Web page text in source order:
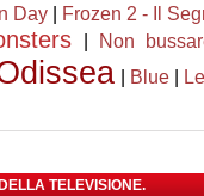
Day Frozen 2 - Il
Non
Blue|
TELEVISIONE.